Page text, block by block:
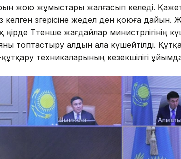
жою жұмыстары жалғасып келеді.
өзгерісіне жедел ден қоюға дайын.
Төтенше жағдайлар министрлігінің
топтастыру алдын ала күшейтілді.
техникаларының кезекшілігі